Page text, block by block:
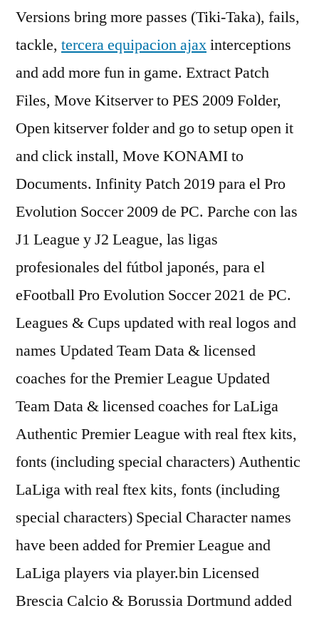
Versions bring more passes (Tiki-Taka), fails,
tackle, tercera equipacion ajaxinterceptions
and add more fun in game. Extract Patch
Files, Move Kitserver to PES 2009 Folder,
Open kitserver folder and go to setup open it
and click install, Move KONAMI to
Documents. Infinity Patch 2019 para el Pro
Evolution Soccer 2009 de PC. Parche con las
J1 League y J2 League, las ligas
profesionales del fútbol japonés, para el
eFootball Pro Evolution Soccer 2021 de PC.
Leagues & Cups updated with real logos and
names Updated Team Data & licensed
coaches for the Premier League Updated
Team Data & licensed coaches for LaLiga
Authentic Premier League with real ftex kits,
fonts (including special characters) Authentic
LaLiga with real ftex kits, fonts (including
special characters) Special Character names
have been added for Premier League and
LaLiga players via player.bin Licensed
Brescia Calcio & Borussia Dortmund added